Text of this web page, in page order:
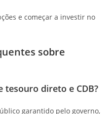
e começar a investir no
sobre
tesouro direto e CDB?
garantido pelo governo,